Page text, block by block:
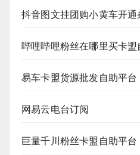
抖音图文挂团购小黄车开通
哔哩哔哩粉丝在哪里买卡盟
易车卡盟货源批发自助平台
网易云电台订阅
巨量千川粉丝卡盟自助平台